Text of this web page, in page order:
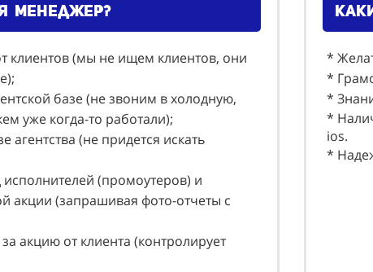
менеджер?
клиентов (мы не ищем клиентов, они
базе (не звоним в холодную,
уже когда-то работали);
агентства (не придется искать
(промоутеров) и
акции (запрашивая фото-отчеты с
акцию от клиента (контролирует
*
*
*
*
ios.
*